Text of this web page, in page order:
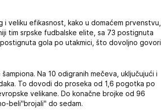
veliku efikasnost, kako u domaćem prvenstvu,
tim srpske fudbalske elite, sa 73 postignuta
gola po utakmici, što dovoljno govori
Na 10 odigranih mečeva, uključujući i
To dovodi do proseka od 1,6 pogotka po
velikane. Do konačne brojke od 96
beli"brojali" do sedam.